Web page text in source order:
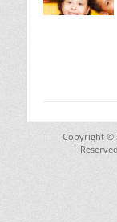
Copyright ©